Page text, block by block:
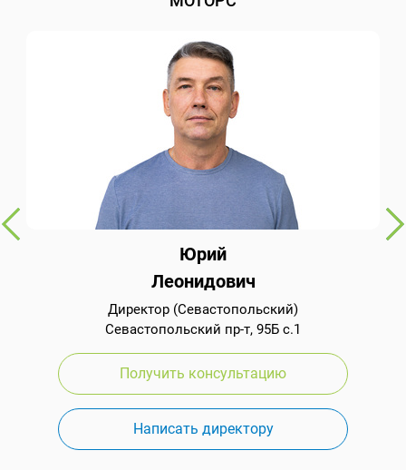
Юрий
Леонидович
Директор (Севастопольский)
Севастопольский пр-т, 95Б с.1
Получить консультацию
Написать директору